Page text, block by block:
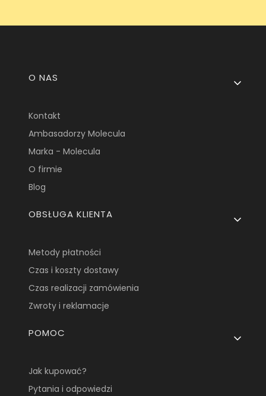
Linki w stopce
O NAS
Kontakt
Ambasadorzy Molecula
Marka - Molecula
O firmie
Blog
OBSŁUGA KLIENTA
Metody płatności
Czas i koszty dostawy
Czas realizacji zamówienia
Zwroty i reklamacje
POMOC
Jak kupować?
Pytania i odpowiedzi